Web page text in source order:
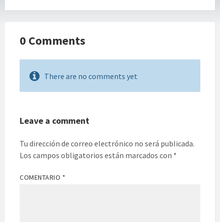
0 Comments
There are no comments yet
Leave a comment
Tu dirección de correo electrónico no será publicada.
Los campos obligatorios están marcados con *
COMENTARIO *